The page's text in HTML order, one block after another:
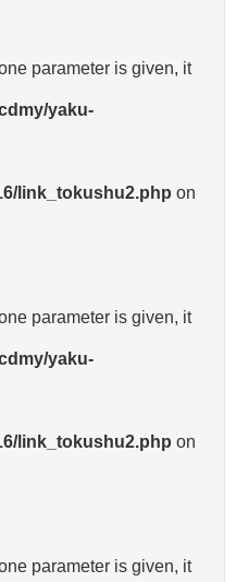
parameter is given, it
yaku-
link_tokushu2.php on
parameter is given, it
yaku-
link_tokushu2.php on
parameter is given, it